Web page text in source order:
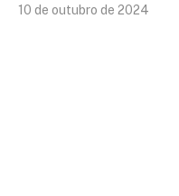
10 de outubro de 2024